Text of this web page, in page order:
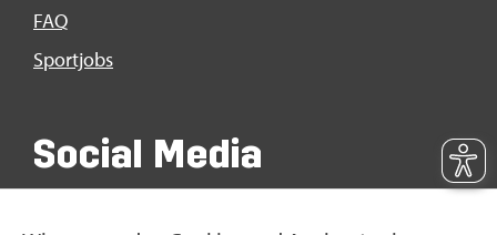
FAQ
Sport­jobs
So­ci­al Media